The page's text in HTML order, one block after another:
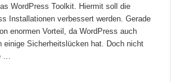
WordPress Toolkit. Hiermit soll die
Installationen verbessert werden. Gerade
enormen Vorteil, da WordPress auch
einige Sicherheitslücken hat. Doch nicht
…